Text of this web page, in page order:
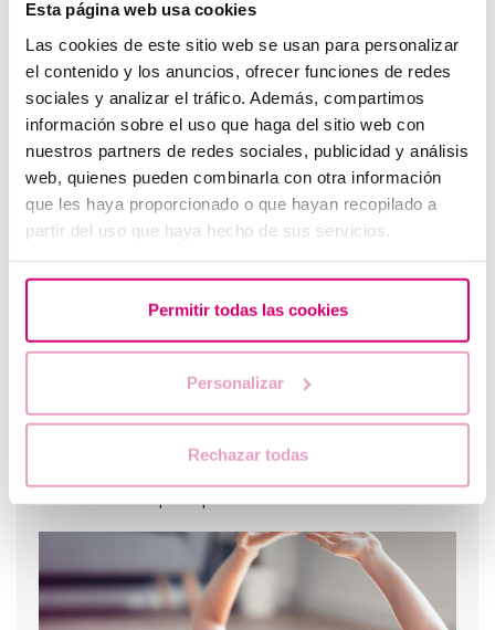
Esta página web usa cookies
Las cookies de este sitio web se usan para personalizar
el contenido y los anuncios, ofrecer funciones de redes
sociales y analizar el tráfico. Además, compartimos
información sobre el uso que haga del sitio web con
nuestros partners de redes sociales, publicidad y análisis
web, quienes pueden combinarla con otra información
que les haya proporcionado o que hayan recopilado a
partir del uso que haya hecho de sus servicios.
Permitir todas las cookies
Personalizar
Rechazar todas
Què passa si mantinc relacions sexuals després d'una
transferència d'embrions?
Disparèunia: què és, símptomes i tractament pel dolor